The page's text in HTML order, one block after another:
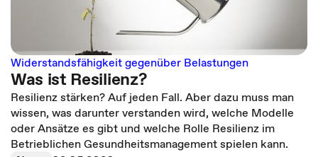
Widerstandsfähigkeit gegenüber Belastungen
Was ist Resilienz?
Resilienz stärken? Auf jeden Fall. Aber dazu muss man
wissen, was darunter verstanden wird, welche Modelle
oder Ansätze es gibt und welche Rolle Resilienz im
Betrieblichen Gesundheitsmanagement spielen kann.